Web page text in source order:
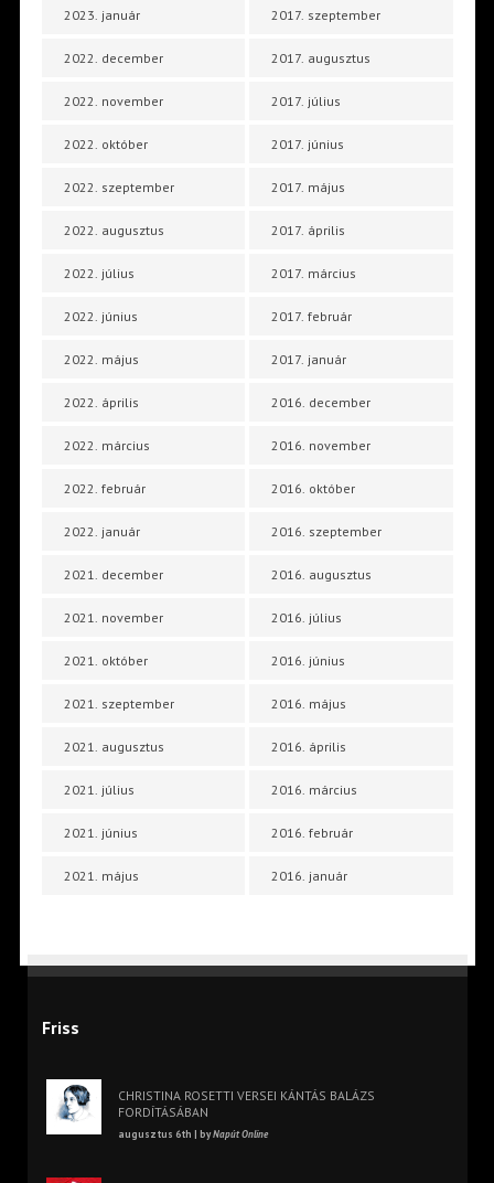
2023. január
2022. december
2022. november
2022. október
2022. szeptember
2022. augusztus
2022. július
2022. június
2022. május
2022. április
2022. március
2022. február
2022. január
2021. december
2021. november
2021. október
2021. szeptember
2021. augusztus
2021. július
2021. június
2021. május
2017. szeptember
2017. augusztus
2017. július
2017. június
2017. május
2017. április
2017. március
2017. február
2017. január
2016. december
2016. november
2016. október
2016. szeptember
2016. augusztus
2016. július
2016. június
2016. május
2016. április
2016. március
2016. február
2016. január
Friss
CHRISTINA ROSETTI VERSEI KÁNTÁS BALÁZS
FORDÍTÁSÁBAN
augusztus 6th | byNapút Online